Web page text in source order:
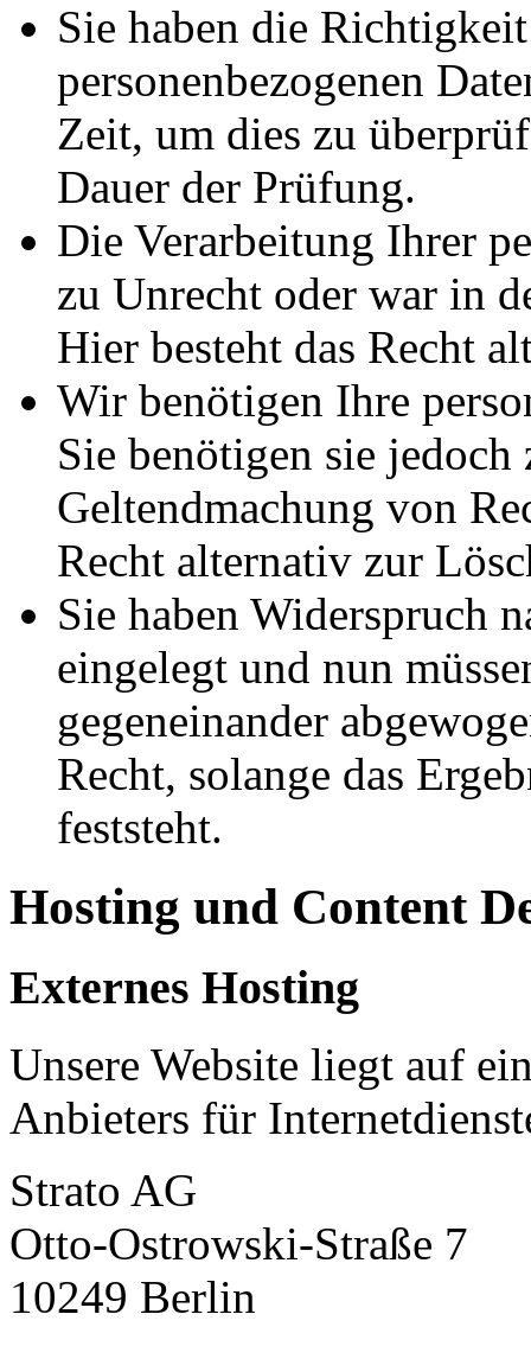
Sie haben die
personenbezogenen
Zeit, um dies zu
Dauer der Prüfung.
Die Verarbeitung Ihrer
zu Unrecht oder war in
Hier besteht das Recht
Wir benötigen Ihre
Sie benötigen sie
Geltendmachung von
Recht alternativ zur
Sie haben Widerspruch
eingelegt und nun
gegeneinander
Recht, solange das
feststeht.
Hosting und Content
Externes Hosting
Unsere Website liegt auf
Anbieters für
Strato AG
Otto-Ostrowski-Straße 7
10249 Berlin